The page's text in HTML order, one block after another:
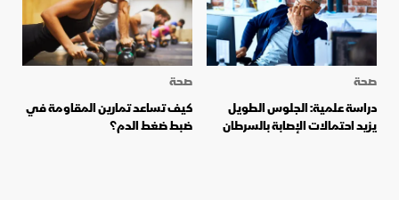
صحة
دراسة علمية: الجلوس الطويل
يزيد احتمالات الإصابة بالسرطان
صحة
كيف تساعد تمارين المقاومة في
ضبط ضغط الدم؟